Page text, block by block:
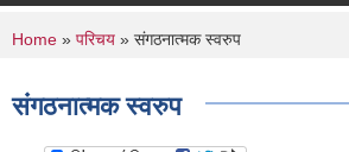
You are here
Home » परिचय » संगठनात्मक स्वरुप
संगठनात्मक स्वरुप